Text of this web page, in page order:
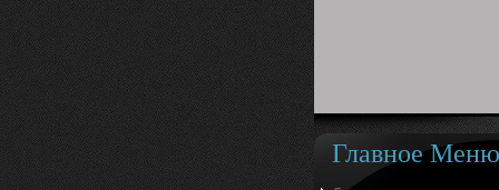
Главное Меню